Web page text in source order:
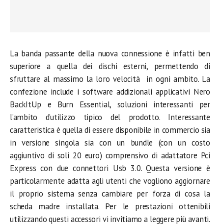
La banda passante della nuova connessione è infatti ben
superiore a quella dei dischi esterni, permettendo di
sfruttare al massimo la loro velocità in ogni ambito. La
confezione include i software addizionali applicativi Nero
BackItUp e Burn Essential, soluzioni interessanti per
l’ambito d’utilizzo tipico del prodotto. Interessante
caratteristica è quella di essere disponibile in commercio sia
in versione singola sia con un bundle (con un costo
aggiuntivo di soli 20 euro) comprensivo di adattatore Pci
Express con due connettori Usb 3.0. Questa versione è
particolarmente adatta agli utenti che vogliono aggiornare
il proprio sistema senza cambiare per forza di cosa la
scheda madre installata. Per le prestazioni ottenibili
utilizzando questi accessori vi invitiamo a leggere più avanti.